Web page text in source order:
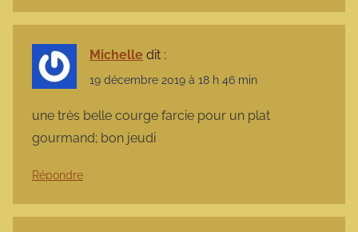
Michelle dit :
19 décembre 2019 à 18 h 46 min
une très belle courge farcie pour un plat
gourmand; bon jeudi
Répondre